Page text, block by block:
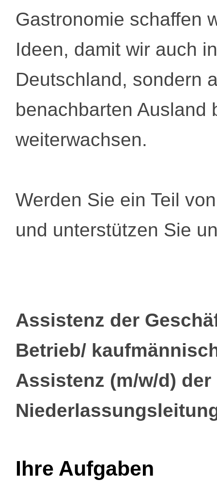
Gastronomie schaffen
Ideen, damit wir auch
Deutschland, sondern
benachbarten Ausland
weiterwachsen.
Werden Sie ein Teil
und unterstützen Sie
Assistenz der
Betrieb/
Assistenz (m/w/d) der
Ihre Aufgaben